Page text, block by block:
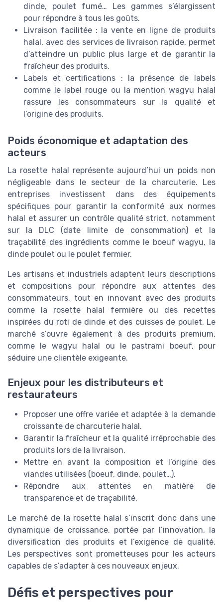
dinde, poulet fumé… Les gammes s’élargissent
pour répondre à tous les goûts.
Livraison facilitée : la vente en ligne de produits
halal, avec des services de livraison rapide, permet
d’atteindre un public plus large et de garantir la
fraîcheur des produits.
Labels et certifications : la présence de labels
comme le label rouge ou la mention wagyu halal
rassure les consommateurs sur la qualité et
l’origine des produits.
Poids économique et adaptation des
acteurs
La rosette halal représente aujourd’hui un poids non
négligeable dans le secteur de la charcuterie. Les
entreprises investissent dans des équipements
spécifiques pour garantir la conformité aux normes
halal et assurer un contrôle qualité strict, notamment
sur la DLC (date limite de consommation) et la
traçabilité des ingrédients comme le boeuf wagyu, la
dinde poulet ou le poulet fermier.
Les artisans et industriels adaptent leurs descriptions
et compositions pour répondre aux attentes des
consommateurs, tout en innovant avec des produits
comme la rosette halal fermière ou des recettes
inspirées du roti de dinde et des cuisses de poulet. Le
marché s’ouvre également à des produits premium,
comme le wagyu halal ou le pastrami boeuf, pour
séduire une clientèle exigeante.
Enjeux pour les distributeurs et
restaurateurs
Proposer une offre variée et adaptée à la demande
croissante de charcuterie halal.
Garantir la fraîcheur et la qualité irréprochable des
produits lors de la livraison.
Mettre en avant la composition et l’origine des
viandes utilisées (boeuf, dinde, poulet…).
Répondre aux attentes en matière de
transparence et de traçabilité.
Le marché de la rosette halal s’inscrit donc dans une
dynamique de croissance, portée par l’innovation, la
diversification des produits et l’exigence de qualité.
Les perspectives sont prometteuses pour les acteurs
capables de s’adapter à ces nouveaux enjeux.
Défis et perspectives pour